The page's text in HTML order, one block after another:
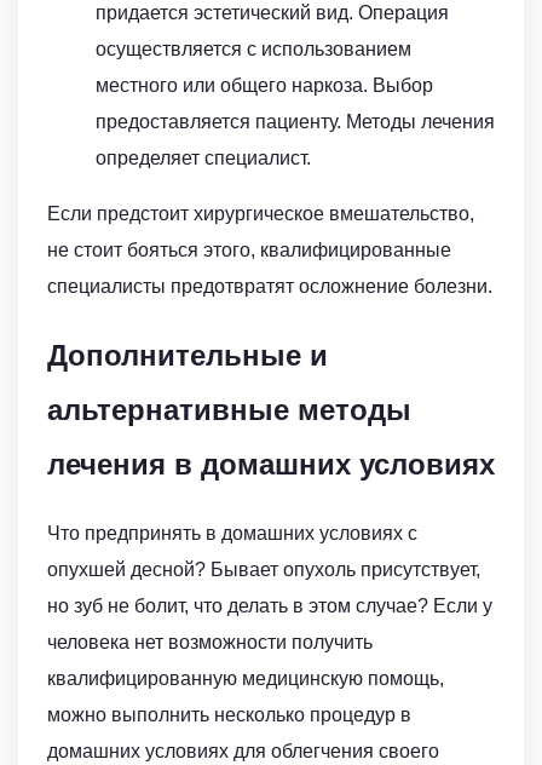
придается эстетический вид. Операция
осуществляется с использованием
местного или общего наркоза. Выбор
предоставляется пациенту. Методы лечения
определяет специалист.
Если предстоит хирургическое вмешательство,
не стоит бояться этого, квалифицированные
специалисты предотвратят осложнение болезни.
Дополнительные и
альтернативные методы
лечения в домашних условиях
Что предпринять в домашних условиях с
опухшей десной? Бывает опухоль присутствует,
но зуб не болит, что делать в этом случае? Если у
человека нет возможности получить
квалифицированную медицинскую помощь,
можно выполнить несколько процедур в
домашних условиях для облегчения своего